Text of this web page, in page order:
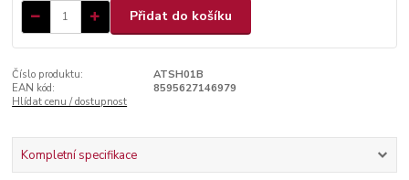
Přidat do košíku
Číslo produktu:
ATSH01B
EAN kód:
8595627146979
Hlídat cenu / dostupnost
Kompletní specifikace